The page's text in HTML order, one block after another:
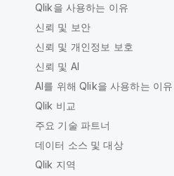
Qlik을 사용하는 이유
신뢰 및 보안
신뢰 및 개인정보 보호
신뢰 및 AI
AI를 위해 Qlik을 사용하는 이유
Qlik 비교
주요 기술 파트너
데이터 소스 및 대상
Qlik 지역